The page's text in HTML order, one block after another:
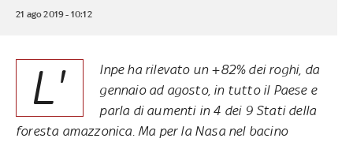
21 ago 2019 - 10:12
L'
Inpe ha rilevato un +82% dei roghi, da
gennaio ad agosto, in tutto il Paese e
parla di aumenti in 4 dei 9 Stati della
foresta amazzonica. Ma per la Nasa nel bacino